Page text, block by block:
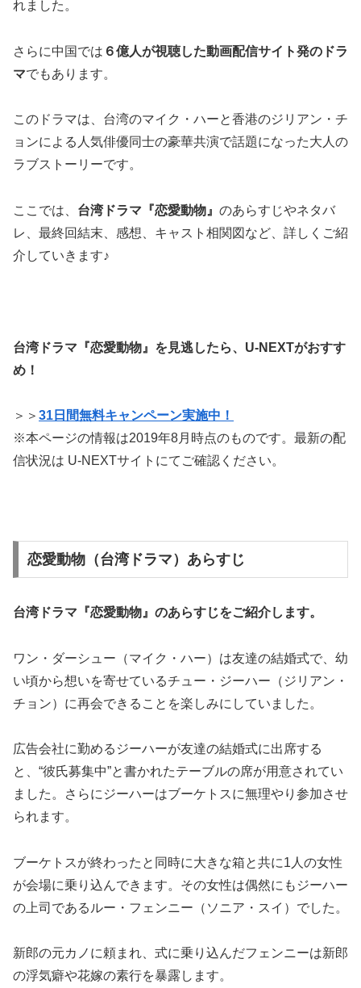
れました。
さらに中国では ６億人が視聴した動画配信サイト発のドラ
マでもあります。
このドラマは、台湾のマイク・ハーと香港のジリアン・チ
ョンによる人気俳優同士の豪華共演で話題になった大人の
ラブストーリーです。
ここでは、 台湾ドラマ『恋愛動物』 のあらすじやネタバ
レ
最終回結末 感想 キャスト相関図 など、詳しくご紹
介していきます♪
台湾ドラマ『恋愛動物』を見逃したら、 U-NEXTがおすす
め！
＞＞ 31日間無料キャンペーン実施中！
※本ページの情報は2019年8月時点のものです。最新の配
信状況は U-NEXTサイトにてご確認ください。
恋愛動物（台湾ドラマ）あらすじ
台湾ドラマ『恋愛動物』のあらすじをご紹介します。
ワン・ダーシュー（マイク・ハー） は友達の結婚式で、幼
い頃から想いを寄せているチュー・ジーハー（ジリアン・
チョン） に再会できることを楽しみにしていました。
広告会社に勤めるジーハーが友達の結婚式に出席する
と、“彼氏募集中”と書かれたテーブルの席が用意されてい
ました。さらにジーハーはブーケトスに無理やり参加させ
られます。
ブーケトスが終わったと同時に大きな箱と共に1人の女性
が会場に乗り込んできます。その女性は偶然にもジーハー
の上司である ルー・フェンニー（ソニア・スイ） でした。
新郎の元カノに頼まれ、式に乗り込んだフェンニーは新郎
の浮気癖や花嫁の素行を暴露します。